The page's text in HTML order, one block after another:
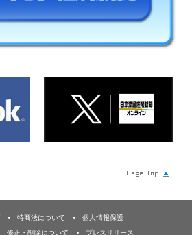
特商法について
個人情報保護